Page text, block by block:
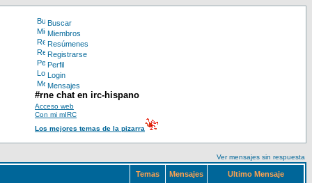
Buscar
Miembros
Resúmenes
Registrarse
Perfil
Login
Mensajes
#rne chat en irc-hispano
Acceso web
Con mi mIRC
Los mejores temas de la pizarra
Ver mensajes sin respuesta
Temas Mensajes Ultimo Mensaje